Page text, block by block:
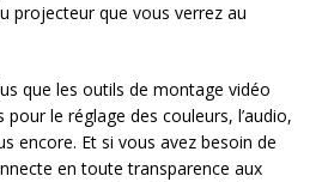
projecteur que vous verrez au
que les outils de montage vidéo
le réglage des couleurs, l’audio,
encore. Et si vous avez besoin de
en toute transparence aux